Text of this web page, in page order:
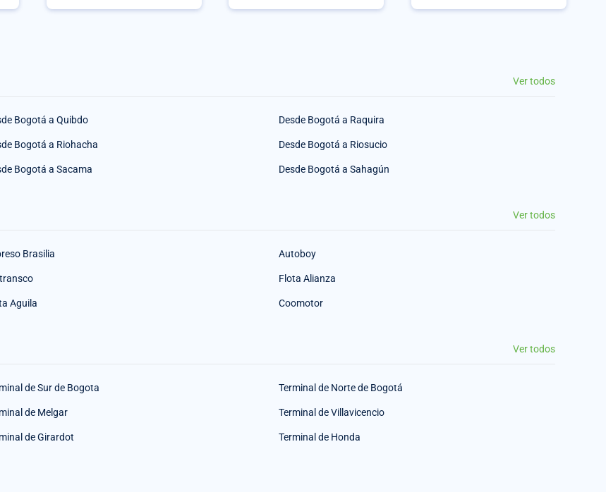
Ver todos
Bogotá a Quibdo Desde Bogotá a Raquira
Bogotá a Riohacha Desde Bogotá a Riosucio
Bogotá a Sacama Desde Bogotá a Sahagún
Ver todos
Brasilia Autoboy
Flota Alianza
Aguila Coomotor
Ver todos
de Sur de Bogota Terminal de Norte de Bogotá
de Melgar Terminal de Villavicencio
de Girardot Terminal de Honda